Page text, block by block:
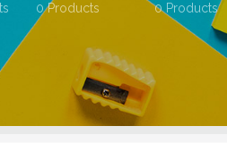
0 Products
0 Products